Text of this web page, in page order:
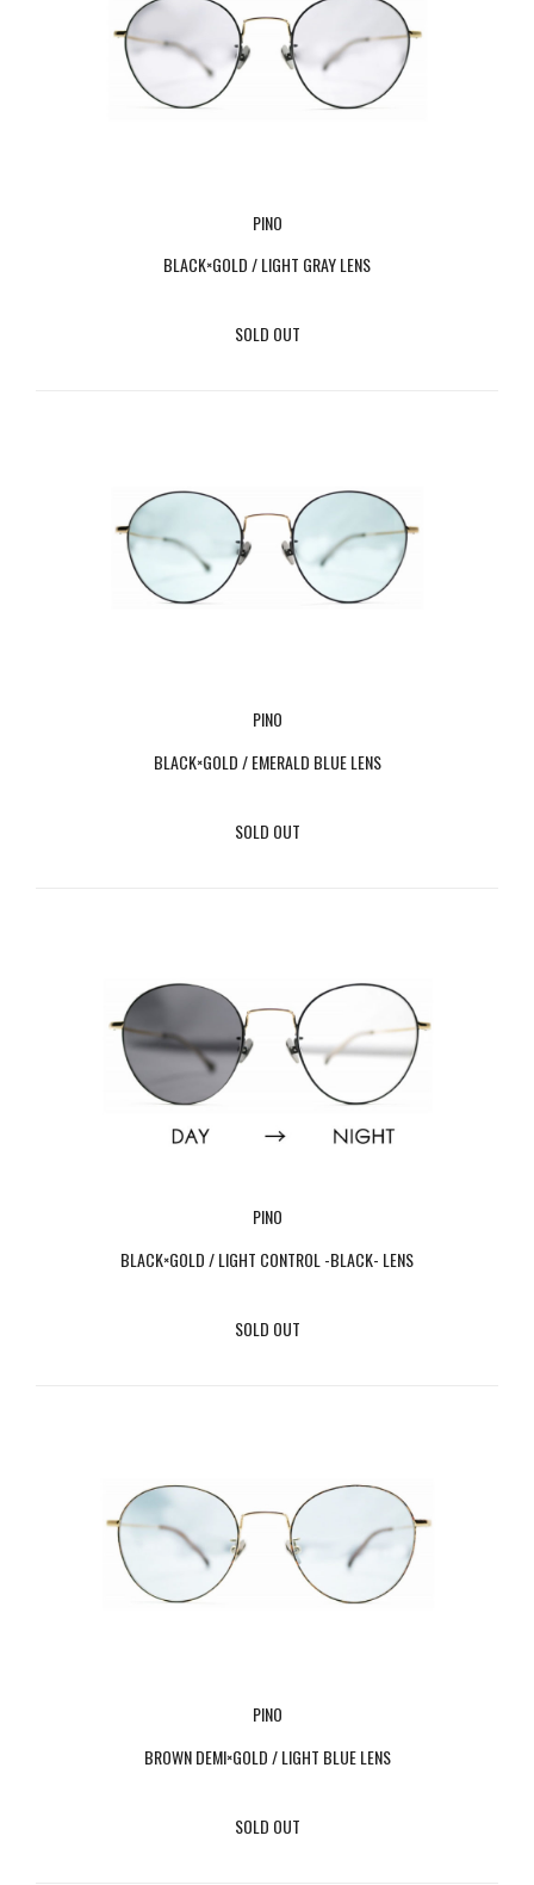
PINO
BLACK×GOLD / LIGHT GRAY LENS
SOLD OUT
PINO
BLACK×GOLD / EMERALD BLUE LENS
SOLD OUT
PINO
BLACK×GOLD / LIGHT CONTROL -BLACK- LENS
SOLD OUT
PINO
BROWN DEMI×GOLD / LIGHT BLUE LENS
SOLD OUT